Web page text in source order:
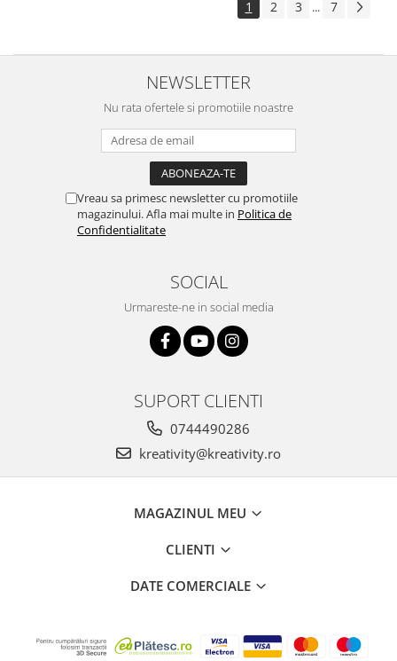
1 2 3 ... 7
NEWSLETTER
Nu rata ofertele si promotiile noastre
Vreau sa primesc newsletter cu promotiile
magazinului. Afla mai multe in Politica de
Confidentialitate
SOCIAL
Urmareste-ne in social media
SUPORT CLIENTI
0744490286
kreativity@kreativity.ro
MAGAZINUL MEU
CLIENTI
DATE COMERCIALE